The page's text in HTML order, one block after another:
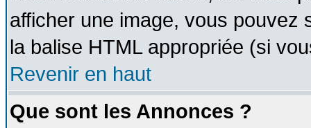
afficher une image, vous pouvez
la balise HTML appropriée (si
Revenir en haut
Que sont les Annonces ?